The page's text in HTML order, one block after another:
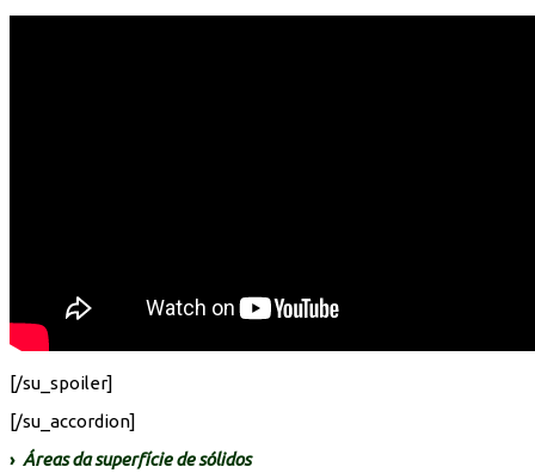
[/su_spoiler]
[/su_accordion]
› Áreas da superfície de sólidos